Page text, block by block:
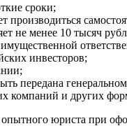
сроки;
не менее 10 тысяч
инвесторов;
передана
компаний и других
юриста при